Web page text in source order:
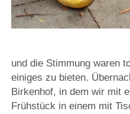
und die Stimmung waren
einiges zu bieten.
Birkenhof, in dem wir mit
Frühstück in einem mit